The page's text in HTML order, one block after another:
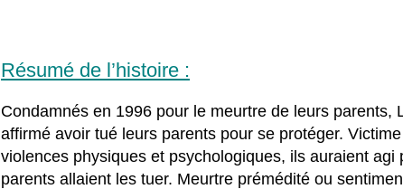
Résumé de l’histoire :
Condamnés en 1996 pour le meurtre de leurs parents,
affirmé avoir tué leurs parents pour se protéger.
violences physiques et psychologiques, ils auraient agi
parents allaient les tuer. Meurtre prémédité ou